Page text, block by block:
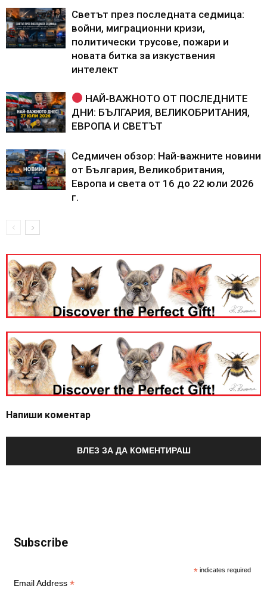
Светът през последната седмица:
войни, миграционни кризи,
политически трусове, пожари и
новата битка за изкуствения
интелект
НАЙ-ВАЖНОТО ОТ ПОСЛЕДНИТЕ
ДНИ: БЪЛГАРИЯ, ВЕЛИКОБРИТАНИЯ,
ЕВРОПА И СВЕТЪТ
Седмичен обзор: Най-важните новини
от България, Великобритания,
Европа и света от 16 до 22 юли 2026
г.
Напиши коментар
ВЛЕЗ ЗА ДА КОМЕНТИРАШ
Subscribe
* indicates required
Email Address *